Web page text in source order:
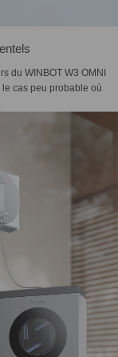
du WINBOT W3 OMNI
cas peu probable où